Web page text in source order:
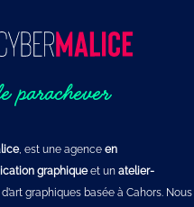
parachever
, est une agence en
graphiqueet un atelier-
d’art graphiques basée à Cahors. Nous